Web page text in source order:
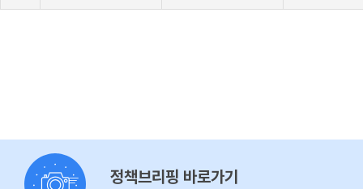
로
정책브리핑 바로가기